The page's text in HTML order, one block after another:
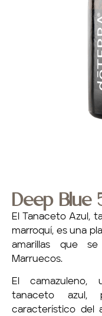
yoga
Deep Blue
El Tanaceto Azul,
marroquí, es una
amarillas que
Marruecos.
El camazuleno,
tanaceto azul,
característico del